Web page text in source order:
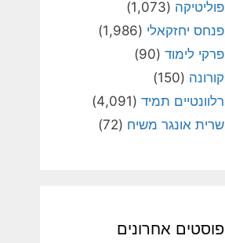
פוליטיקה (1,073)
פנחס יחזקאלי (1,986)
פרקי לימוד (90)
קורונה (150)
רלוונטיים תמיד (4,091)
שרית אונגר משיח (72)
פוסטים אחרונים